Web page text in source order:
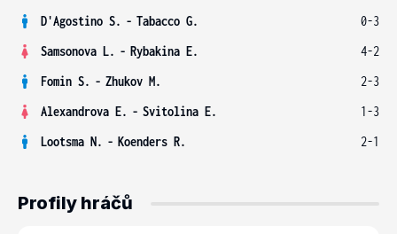
D'Agostino S. - Tabacco G.
0-3
Samsonova L. - Rybakina E.
4-2
Fomin S. - Zhukov M.
2-3
Alexandrova E. - Svitolina E.
1-3
Lootsma N. - Koenders R. 2-1
Profily hráčů